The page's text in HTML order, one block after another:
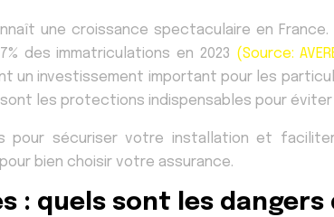
une croissance spectaculaire en
des immatriculations en 2023 (Source:
un investissement important pour les
les protections indispensables pour éviter
pour sécuriser votre installation et
bien choisir votre assurance.
: quels sont les